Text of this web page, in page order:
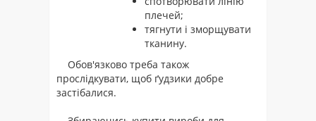
плечей;
тягнути і зморщувати
тканину.
Обов'язково треба також
прослідкувати, щоб ґудзики добре
застібалися.